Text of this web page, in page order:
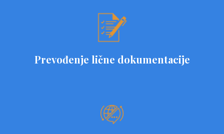
Prevođenje lične dokumentacije